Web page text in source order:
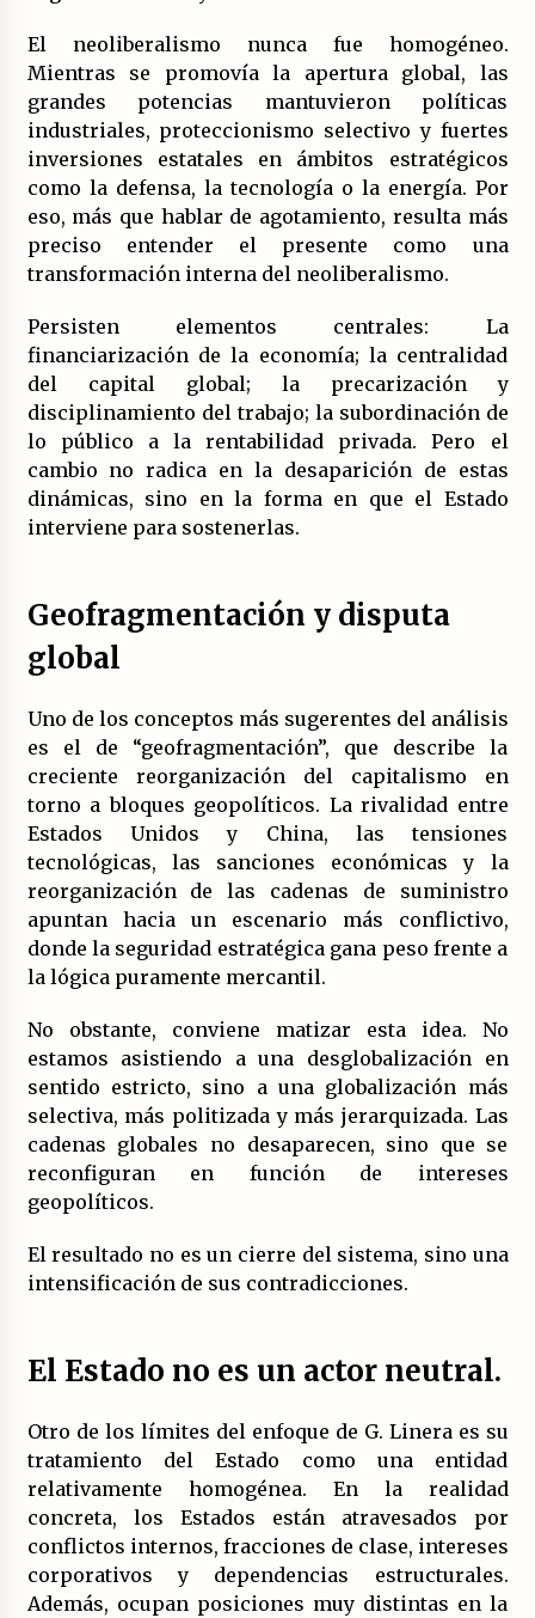
El neoliberalismo nunca fue homogéneo.
Mientras se promovía la apertura global, las
grandes potencias mantuvieron políticas
industriales, proteccionismo selectivo y fuertes
inversiones estatales en ámbitos estratégicos
como la defensa, la tecnología o la energía. Por
eso, más que hablar de agotamiento, resulta más
preciso entender el presente como una
transformación interna del neoliberalismo.
Persisten elementos centrales: La
financiarización de la economía; la centralidad
del capital global; la precarización y
disciplinamiento del trabajo; la subordinación de
lo público a la rentabilidad privada. Pero el
cambio no radica en la desaparición de estas
dinámicas, sino en la forma en que el Estado
interviene para sostenerlas.
Geofragmentación y disputa
global
Uno de los conceptos más sugerentes del análisis
es el de “geofragmentación”, que describe la
creciente reorganización del capitalismo en
torno a bloques geopolíticos. La rivalidad entre
Estados Unidos y China, las tensiones
tecnológicas, las sanciones económicas y la
reorganización de las cadenas de suministro
apuntan hacia un escenario más conflictivo,
donde la seguridad estratégica gana peso frente a
la lógica puramente mercantil.
No obstante, conviene matizar esta idea. No
estamos asistiendo a una desglobalización en
sentido estricto, sino a una globalización más
selectiva, más politizada y más jerarquizada. Las
cadenas globales no desaparecen, sino que se
reconfiguran en función de intereses
geopolíticos.
El resultado no es un cierre del sistema, sino una
intensificación de sus contradicciones.
El Estado no es un actor neutral.
Otro de los límites del enfoque de G. Linera es su
tratamiento del Estado como una entidad
relativamente homogénea. En la realidad
concreta, los Estados están atravesados por
conflictos internos, fracciones de clase, intereses
corporativos y dependencias estructurales.
Además, ocupan posiciones muy distintas en la